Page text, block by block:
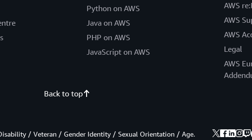
Python on AWS
Java on AWS
PHP on AWS
JavaScript on AWS
AWS
AWS
AWS
Legal
AWS
Back to top
/ Veteran / Gender Identity / Sexual Orientation / Age.